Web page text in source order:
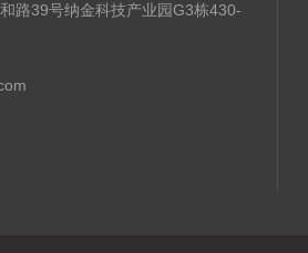
路39号纳金科技产业园G3栋430-